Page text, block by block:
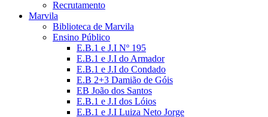
Recrutamento
Marvila
Biblioteca de Marvila
Ensino Público
E.B.1 e J.I Nº 195
E.B.1 e J.I do Armador
E.B.1 e J.I do Condado
E.B 2+3 Damião de Góis
EB João dos Santos
E.B.1 e J.I dos Lóios
E.B.1 e J.I Luiza Neto Jorge